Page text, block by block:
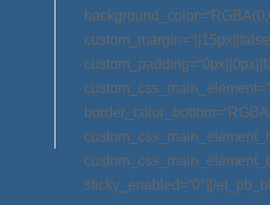
sticky_enabled=“0″][/